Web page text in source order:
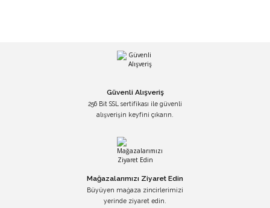
Güvenli Alışveriş
256 Bit SSL sertifikası ile güvenli
alışverişin keyfini çıkarın.
Mağazalarımızı Ziyaret Edin
Büyüyen mağaza zincirlerimizi
yerinde ziyaret edin.